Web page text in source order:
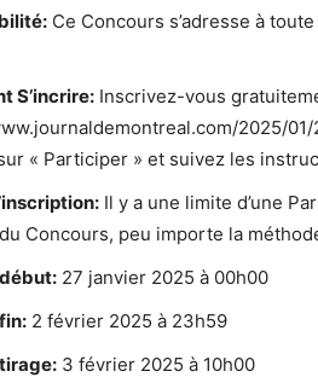
Ce Concours s’adresse à
S’incrire: Inscrivez-vous
2025/
« Participer » et suivez les
Il y a une limite d’une
Concours, peu importe la
27 janvier 2025 à 00h00
2 février 2025 à 23h59
3 février 2025 à 10h00